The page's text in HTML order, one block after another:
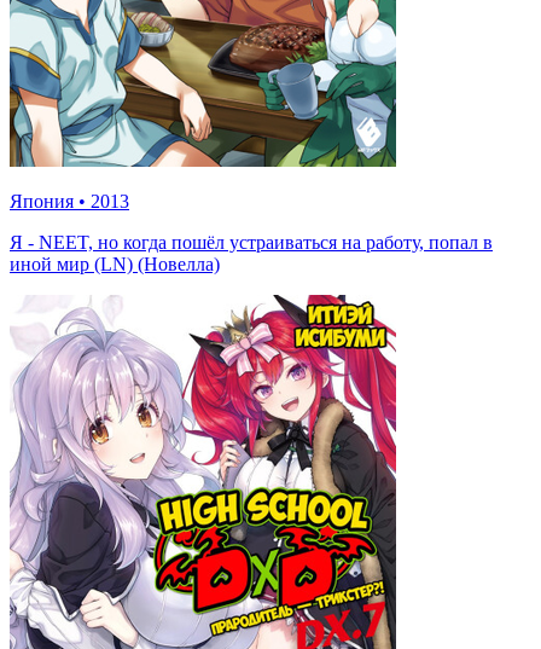
Япония • 2013
Я - NEET, но когда пошёл устраиваться на работу, попал в
иной мир (LN) (Новелла)